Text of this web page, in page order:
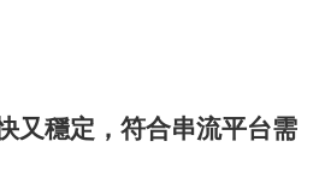
又穩定，符合串流平台需